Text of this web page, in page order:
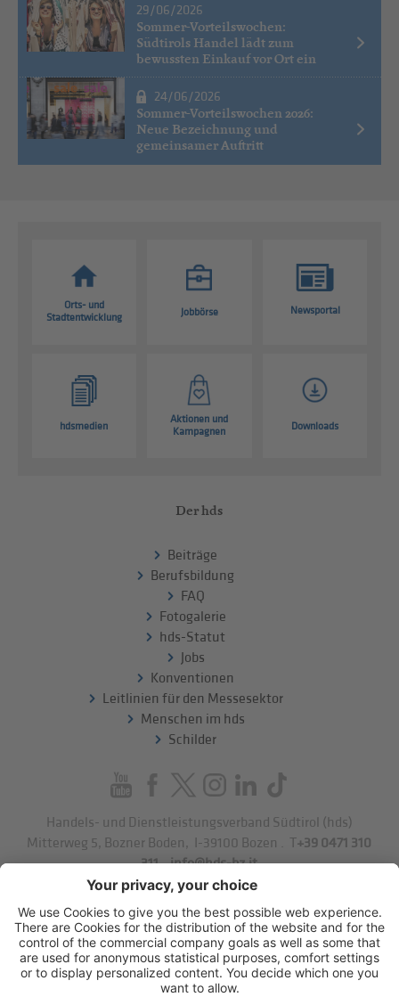
29/06/2026
Sommer-Vorteilswochen:
Südtirols Handel lädt zum
bewussten Einkauf vor Ort ein
24/06/2026
Sommer-Vorteilswochen 2026:
Neue Bezeichnung und
gemeinsamer Auftritt
Orts- und
Stadtentwicklung
Jobbörse Newsportal
hdsmedien
Aktionen und
Kampagnen
Downloads
Der hds
Beiträge
Berufsbildung
FAQ
Fotogalerie
hds-Statut
Jobs
Konventionen
Leitlinien für den Messesektor
Menschen im hds
Schilder
Handels- und Dienstleistungsverband Südtirol (hds)
Mitterweg 5, Bozner Boden
I-39100 Bozen . T+39 0471 310
311.info@hds-bz.it
Impressum
Datenschutzerklärung
Cookie-Einstellungen
Sitemap